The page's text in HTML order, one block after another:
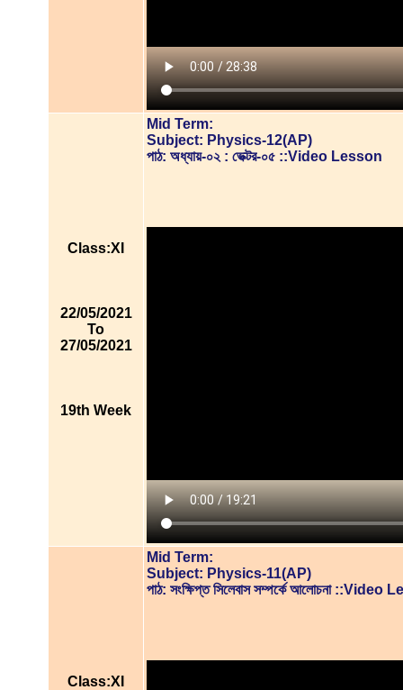
Class:XI
22/05/2021
To
27/05/2021
19th Week
Mid Term:
Subject: Physics-12(AP)
পাঠ: অধ্যায়-০২ : ভেক্টর-০৫ ::Video Lesson
Class:XI
Mid Term:
Subject: Physics-11(AP)
পাঠ: সংক্ষিপ্ত সিলেবাস সম্পর্কে আলোচনা ::Video